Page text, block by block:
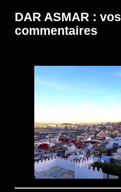
DAR ASMAR : vos
commentaires